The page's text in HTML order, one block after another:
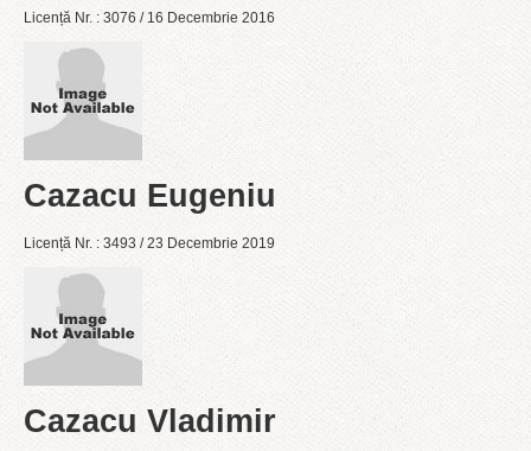
Licență Nr. : 3076 / 16 Decembrie 2016
Cazacu Eugeniu
Licență Nr. : 3493 / 23 Decembrie 2019
Cazacu Vladimir